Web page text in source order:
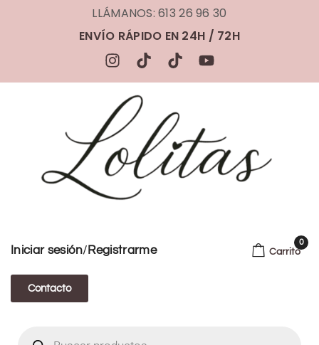
LLÁMANOS: 613 26 96 30
ENVÍO RÁPIDO EN 24H / 72H
Iniciar sesión/ Registrarme
Contacto
Carrito
0